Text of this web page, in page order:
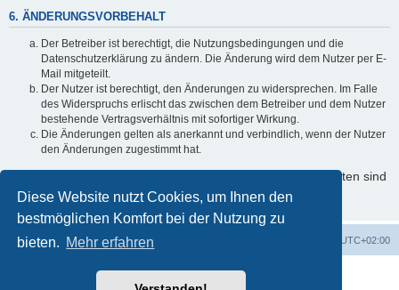
Diese Website nutzt Cookies, um Ihnen den
bestmöglichen Komfort bei der Nutzung zu
bieten. Mehr erfahren
6. ÄNDERUNGSVORBEHALT
Der Betreiber ist berechtigt, die Nutzungsbedingungen und die
Datenschutzerklärung zu ändern. Die Änderung wird dem Nutzer per E-
Mail mitgeteilt.
Der Nutzer ist berechtigt, den Änderungen zu widersprechen. Im Falle
des Widerspruchs erlischt das zwischen dem Betreiber und dem Nutzer
bestehende Vertragsverhältnis mit sofortiger Wirkung.
Die Änderungen gelten als anerkannt und verbindlich, wenn der Nutzer
den Änderungen zugestimmt hat.
Informationen über den Umgang mit Ihren persönlichen Daten sind
in der Datenschutzerklärung enthalten.
Startseite Foren-Übersicht UTC+02:00
Powered byphpBB® Forum Software © phpBB Limited
Deutsche Übersetzung durch